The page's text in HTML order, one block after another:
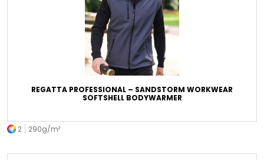
REGATTA PROFESSIONAL – SANDSTORM WORKWEAR
SOFTSHELL BODYWARMER
2 290g/m²